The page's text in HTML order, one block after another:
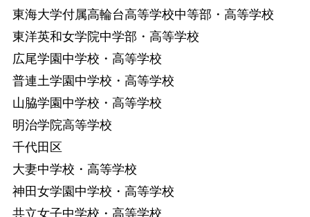
東海大学付属高輪台高等学校中等部・高等学校
東洋英和女学院中学部・高等学校
広尾学園中学校・高等学校
普連土学園中学校・高等学校
山脇学園中学校・高等学校
明治学院高等学校
千代田区
大妻中学校・高等学校
神田女学園中学校・高等学校
共立女子中学校・高等学校